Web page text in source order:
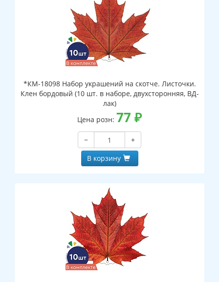
*КМ-18098 Набор украшений на скотче. Листочки.
Клен бордовый (10 шт. в наборе, двухсторонняя, ВД-
лак)
Цена розн: 77 ₽
−
+
В корзину